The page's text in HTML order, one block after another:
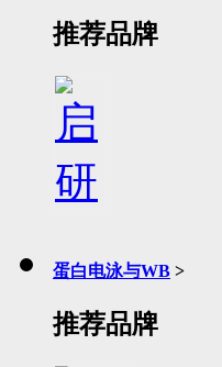
推荐品牌
蛋白电泳与WB >
推荐品牌